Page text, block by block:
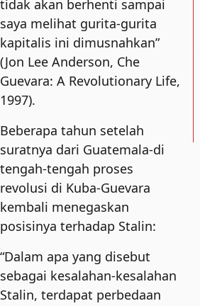
tidak akan berhenti sampai
saya melihat gurita-gurita
kapitalis ini dimusnahkan”
(Jon Lee Anderson, Che
Guevara: A Revolutionary Life,
1997).
Beberapa tahun setelah
suratnya dari Guatemala-di
tengah-tengah proses
revolusi di Kuba-Guevara
kembali menegaskan
posisinya terhadap Stalin:
“Dalam apa yang disebut
sebagai kesalahan-kesalahan
Stalin, terdapat perbedaan